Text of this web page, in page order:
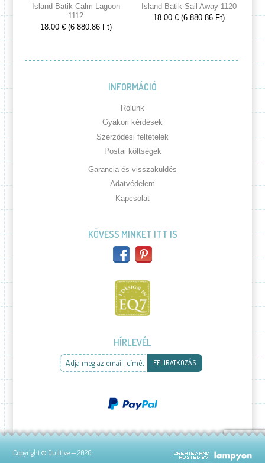
Island Batik Calm Lagoon
1112
18.00 € (6 880.86 Ft)
Island Batik Sail Away 1120
18.00 € (6 880.86 Ft)
INFORMÁCIÓ
Rólunk
Gyakori kérdések
Szerződési feltételek
Postai költségek
Garancia és visszaküldés
Adatvédelem
Kapcsolat
KÖVESS MINKET ITT IS
HÍRLEVÉL
Adja meg az email-címét FELIRATKOZÁS
Copyright © Quiltive — 2026